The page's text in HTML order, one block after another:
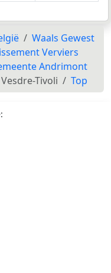
Waals Gewest
Verviers
Andrimont
Tivoli Top